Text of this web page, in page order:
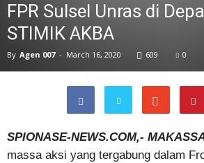
FPR Sulsel Unras di
STIMIK AKBA
By Agen 007 - March 16, 2020 609 0
SPIONASE-NEWS.COM,-
massa aksi yang tergabung dalam